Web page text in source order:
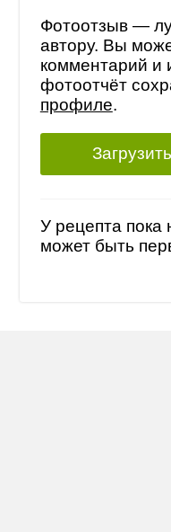
Фотоотзыв —
автору. Вы
комментарий и
фотоотчёт
профиле.
Загрузить
У рецепта пока
может быть